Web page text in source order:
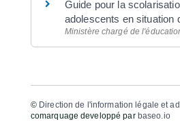
Guide pour la
adolescents en situation
Ministère chargé de
© Direction de l'information légale et
comarquage developpé par baseo.io